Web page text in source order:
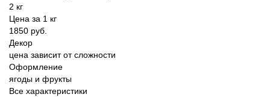
2 кг
Цена за 1 кг
1850 руб.
Декор
цена зависит от сложности
Оформление
ягоды и фрукты
Все характеристики